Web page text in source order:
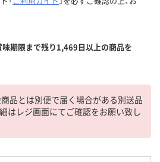
味期限まで残り1,469日以上の商品を
品とは別便で届く場合がある別送品
はレジ画面にてご確認をお願い致し